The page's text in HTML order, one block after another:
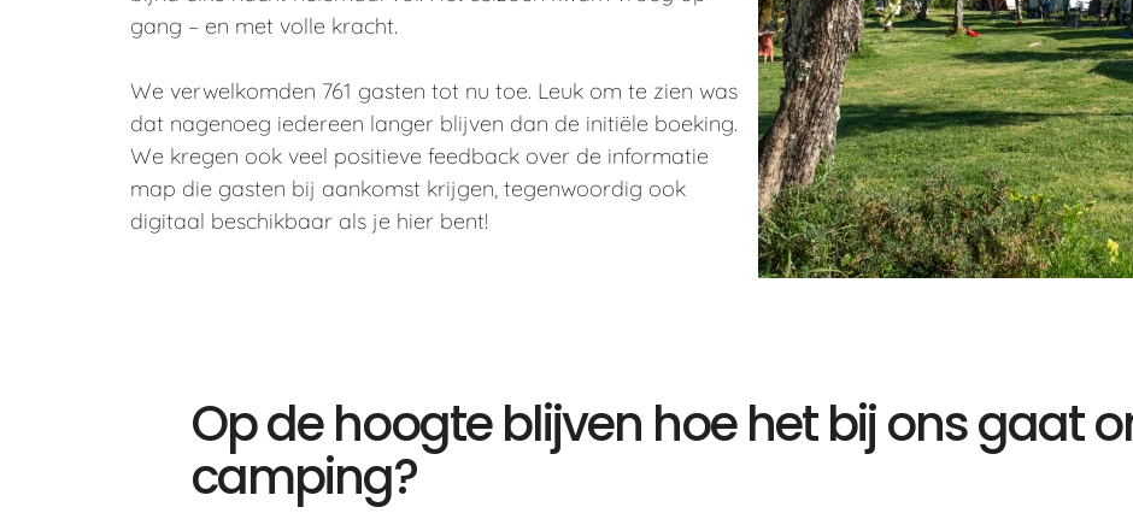
gang – en met volle kracht.
We verwelkomden 761 gasten tot nu toe. Leuk om te zien was
dat nagenoeg iedereen langer blijven dan de initiële boeking.
We kregen ook veel positieve feedback over de informatie
map die gasten bij aankomst krijgen, tegenwoordig ook
digitaal beschikbaar als je hier bent!
Op de hoogte blijven hoe het bij ons gaat
camping?